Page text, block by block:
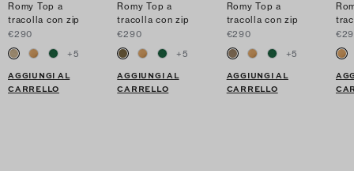
Romy Top a
tracolla con zip
€290
+5
AGGIUNGI AL
CARRELLO
Romy Top a
tracolla con zip
€290
+5
AGGIUNGI AL
CARRELLO
Romy Top a
tracolla con zip
€290
+5
AGGIUNGI AL
CARRELLO